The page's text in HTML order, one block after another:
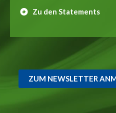
Zu den Statements
ZUM NEWSLETTER